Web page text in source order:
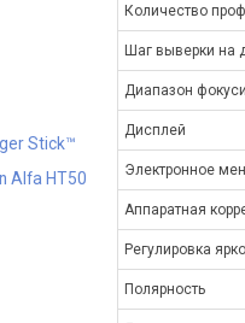
Читать далее→
Stick™
Alfa HT50
Количество
Шаг выверки на
Диапазон
Дисплей
Электронное
Аппаратная
Регулировка
Полярность